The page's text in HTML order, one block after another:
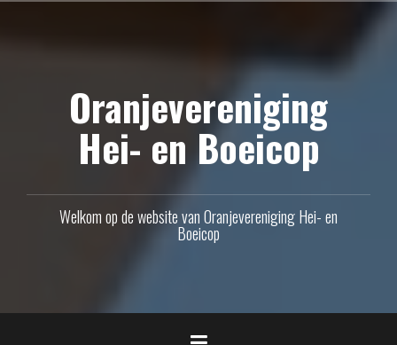
Oranjevereniging
Hei- en Boeicop
Welkom op de website van Oranjevereniging Hei- en
Boeicop